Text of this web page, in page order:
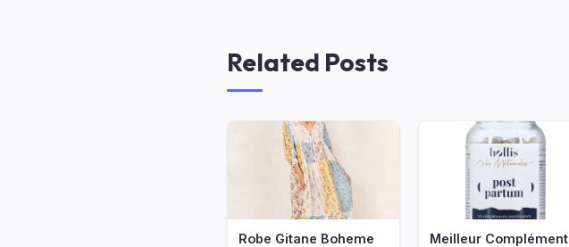
Related Posts
Robe Gitane Boheme
Meilleur Complément